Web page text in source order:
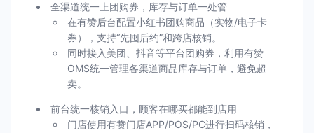
全渠道统一上团购券，库存与订单一处管
在有赞后台配置小红书团购商品（实物/电子卡
券），支持“先囤后约”和跨店核销。
同时接入美团、抖音等平台团购券，利用有赞
OMS统一管理各渠道商品库存与订单，避免超
卖。
前台统一核销入口，顾客在哪买都能到店用
门店使用有赞门店APP/POS/PC进行扫码核销，